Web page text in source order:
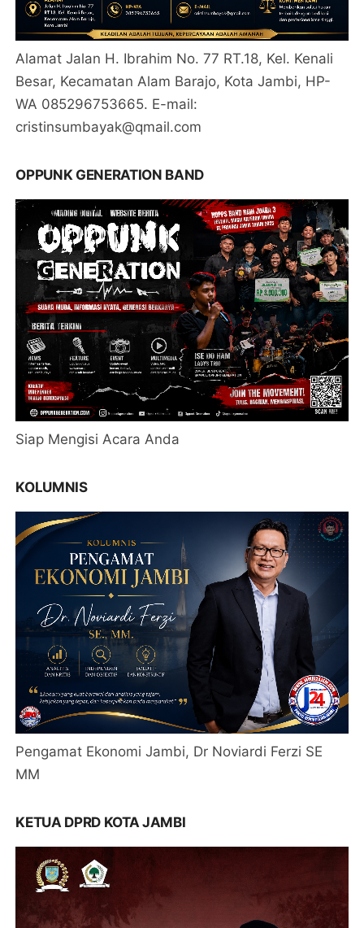
Alamat Jalan H. Ibrahim No. 77 RT.18, Kel. Kenali
Besar, Kecamatan Alam Barajo, Kota Jambi, HP-
WA 085296753665. E-mail:
cristinsumbayak@qmail.com
OPPUNK GENERATION BAND
Siap Mengisi Acara Anda
KOLUMNIS
Pengamat Ekonomi Jambi, Dr Noviardi Ferzi SE
MM
KETUA DPRD KOTA JAMBI